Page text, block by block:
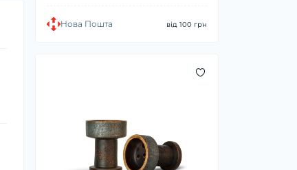
Нова Пошта від 100 грн